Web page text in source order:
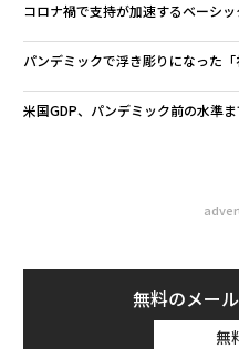
コロナ禍で支持が加速するベーシ
パンデミックで浮き彫りになった
米国GDP、パンデミック前の水準
無料のメー
無